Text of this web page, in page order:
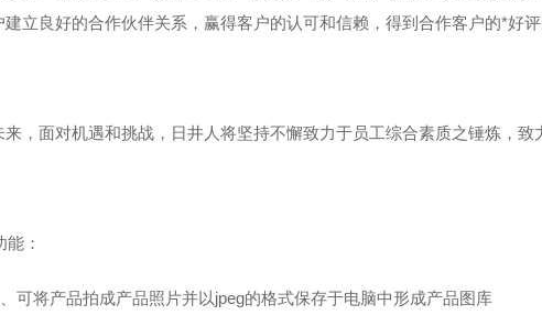
建立良好的合作伙伴关系，赢得客户的认可和信赖，得到合作客户的*好评
来，面对机遇和挑战，日井人将坚持不懈致力于员工综合素质之锤炼，致
能：
产品拍成产品照片并以jpeg的格式保存于电脑中形成产品图库